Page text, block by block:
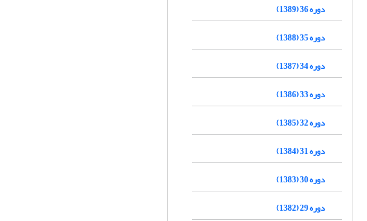
دوره 36 (1389)
دوره 35 (1388)
دوره 34 (1387)
دوره 33 (1386)
دوره 32 (1385)
دوره 31 (1384)
دوره 30 (1383)
دوره 29 (1382)